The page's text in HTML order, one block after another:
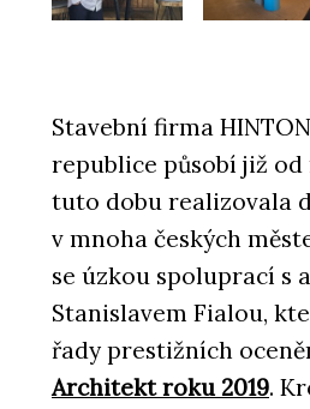
Stavební firma
republice působí již od
tuto dobu realizovala
v mnoha českých
se úzkou spoluprací s
Stanislavem Fialou,
řady prestižních
Architekt roku 2019.